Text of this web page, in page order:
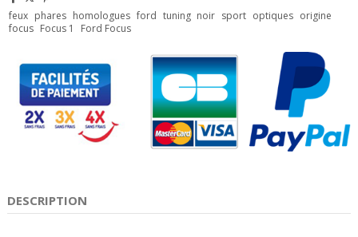
feux phares homologues ford tuning noir sport optiques origine
focus Focus 1 Ford Focus
DESCRIPTION